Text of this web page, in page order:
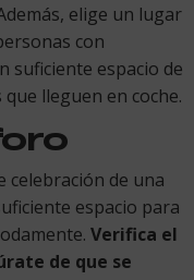
elige un lugar
con
suficiente espacio de
lleguen en coche.
celebración de una
espacio para
Verifica el
de que se